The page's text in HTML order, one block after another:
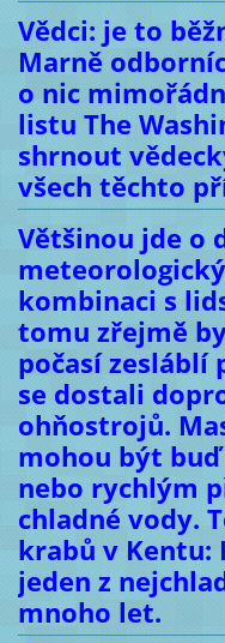
Vědci: je to
Marně
o nic
listu The
shrnout
všech těchto
Většinou jde o
kombinaci s
tomu zřejmě
počasí zesláblí
se dostali
ohňostrojů.
mohou být
nebo rychlým
chladné vody.
krabů v Kentu:
jeden z
mnoho let.